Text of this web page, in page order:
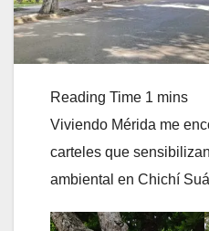
Viviendo Mérida me
carteles que
ambiental en Chichí